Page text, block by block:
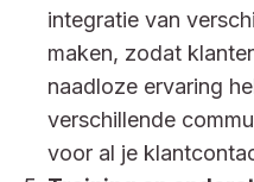
integratie van
maken, zodat
naadloze ervaring
verschillende
voor al je